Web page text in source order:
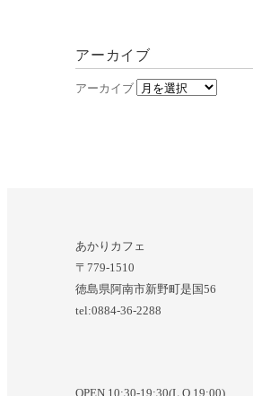
アーカイブ
アーカイブ
あかりカフェ
〒779-1510
徳島県阿南市新野町是国56
tel:0884-36-2288
OPEN 10:30-19:30(L.O.19:00)